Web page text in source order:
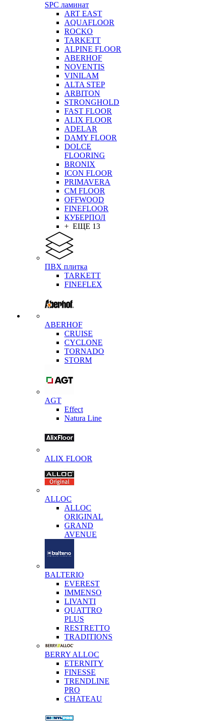
SPC ламинат
ART EAST
AQUAFLOOR
ROCKO
TARKETT
ALPINE FLOOR
ABERHOF
NOVENTIS
VINILAM
ALTA STEP
ARBITON
STRONGHOLD
FAST FLOOR
ALIX FLOOR
ADELAR
DAMY FLOOR
DOLCE
FLOORING
BRONIX
ICON FLOOR
PRIMAVERA
CM FLOOR
OFFWOOD
FINEFLOOR
КУБЕРПОЛ
+ ЕЩЕ 13
ПВХ плитка
TARKETT
FINEFLEX
ABERHOF
CRUISE
CYCLONE
TORNADO
STORM
AGT
Effect
Natura Line
ALIX FLOOR
ALLOC
ALLOC
ORIGINAL
GRAND
AVENUE
BALTERIO
EVEREST
IMMENSO
LIVANTI
QUATTRO
PLUS
RESTRETTO
TRADITIONS
BERRY ALLOC
ETERNITY
FINESSE
TRENDLINE
PRO
CHATEAU